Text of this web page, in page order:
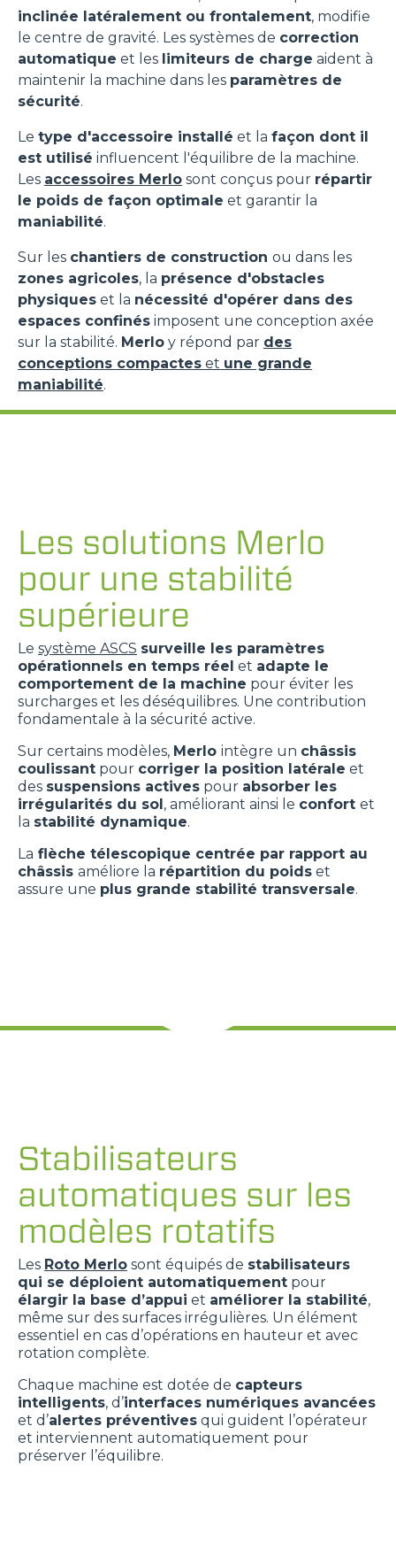
inclinée latéralement ou frontalement, modifie
le centre de gravité. Les systèmes de correction
automatique et les limiteurs de charge aident à
maintenir la machine dans les paramètres de
sécurité.
Le type d'accessoire installé et la façon dont il
est utilisé influencent l'équilibre de la machine.
Les accessoires Merlo sont conçus pour répartir
le poids de façon optimale et garantir la
maniabilité.
Sur les chantiers de construction ou dans les
zones agricoles, la présence d'obstacles
physiques et la nécessité d'opérer dans des
espaces confinés imposent une conception axée
sur la stabilité. Merlo y répond par des
conceptions compactes et une grande
maniabilité.
Les solutions Merlo
pour une stabilité
supérieure
Le système ASCS surveille les paramètres
opérationnels en temps réel et adapte le
comportement de la machine pour éviter les
surcharges et les déséquilibres. Une contribution
fondamentale à la sécurité active.
Sur certains modèles, Merlo intègre un châssis
coulissant pour corriger la position latérale et
des suspensions actives pour absorber les
irrégularités du sol, améliorant ainsi le confort et
la stabilité dynamique.
La flèche télescopique centrée par rapport au
châssis améliore la répartition du poids et
assure une plus grande stabilité transversale.
Stabilisateurs
automatiques sur les
modèles rotatifs
Les Roto Merlo sont équipés de stabilisateurs
qui se déploient automatiquement pour
élargir la base d’appui et améliorer la stabilité,
même sur des surfaces irrégulières. Un élément
essentiel en cas d’opérations en hauteur et avec
rotation complète.
Chaque machine est dotée de capteurs
intelligents, d’interfaces numériques avancées
et d’alertes préventives qui guident l’opérateur
et interviennent automatiquement pour
préserver l’équilibre.